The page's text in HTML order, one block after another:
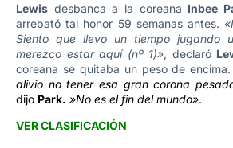
Lewis desbanca a la coreana Inbee
arrebató tal honor 59 semanas antes.
Siento que llevo un tiempo jugando
merezco estar aquí (nº 1)», declaró
coreana se quitaba un peso de encima.
alivio no tener esa gran corona
dijo Park. »No es el fin del mundo».
VER CLASIFICACIÓN